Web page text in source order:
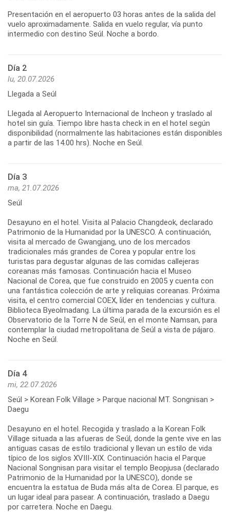
Presentación en el aeropuerto 03 horas antes de la salida del
vuelo aproximadamente. Salida en vuelo regular, vía punto
intermedio con destino Seúl. Noche a bordo.
Día 2
lu, 20.07.2026
Llegada a Seúl
Llegada al Aeropuerto Internacional de Incheon y traslado al
hotel sin guía. Tiempo libre hasta check in en el hotel según
disponibilidad (normalmente las habitaciones están disponibles
a partir de las 14.00 hrs). Noche en Seúl.
Día 3
ma, 21.07.2026
Seúl
Desayuno en el hotel. Visita al Palacio Changdeok, declarado
Patrimonio de la Humanidad por la UNESCO. A continuación,
visita al mercado de Gwangjang, uno de los mercados
tradicionales más grandes de Corea y popular entre los
turistas para degustar algunas de las comidas callejeras
coreanas más famosas. Continuación hacia el Museo
Nacional de Corea, que fue construido en 2005 y cuenta con
una fantástica colección de arte y reliquias coreanas. Próxima
visita, el centro comercial COEX, líder en tendencias y cultura.
Biblioteca Byeolmadang. La última parada de la excursión es el
Observatorio de la Torre N de Seúl, en el monte Namsan, para
contemplar la ciudad metropolitana de Seúl a vista de pájaro.
Noche en Seúl.
Día 4
mi, 22.07.2026
Seúl > Korean Folk Village > Parque nacional MT. Songnisan >
Daegu
Desayuno en el hotel. Recogida y traslado a la Korean Folk
Village situada a las afueras de Seúl, donde la gente vive en las
antiguas casas de estilo tradicional y llevan un estilo de vida
típico de los siglos XVIII-XIX. Continuación hacia el Parque
Nacional Songnisan para visitar el templo Beopjusa (declarado
Patrimonio de la Humanidad por la UNESCO), donde se
encuentra la estatua de Buda más alta de Corea. El parque, es
un lugar ideal para pasear. A continuación, traslado a Daegu
por carretera. Noche en Daegu.